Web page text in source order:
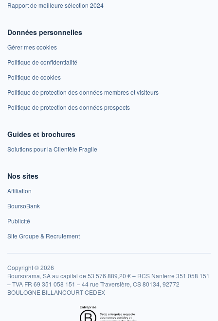
Rapport de meilleure sélection 2024
Données personnelles
Gérer mes cookies
Politique de confidentialité
Politique de cookies
Politique de protection des données membres et visiteurs
Politique de protection des données prospects
Guides et brochures
Solutions pour la Clientèle Fragile
Nos sites
Affiliation
BoursoBank
Publicité
Site Groupe & Recrutement
Copyright © 2026
Boursorama, SA au capital de 53 576 889,20 € – RCS Nanterre 351 058 151
– TVA FR 69 351 058 151 – 44 rue Traversière, CS 80134, 92772
BOULOGNE BILLANCOURT CEDEX